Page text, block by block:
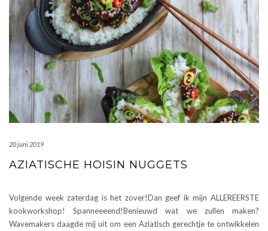
20 juni 2019
AZIATISCHE HOISIN NUGGETS
Volgende week zaterdag is het zover!Dan geef ik mijn ALLEREERSTE
kookworkshop! Spanneeeend!Benieuwd wat we zullen maken?
Wavemakers daagde mij uit om een Aziatisch gerechtje te ontwikkelen